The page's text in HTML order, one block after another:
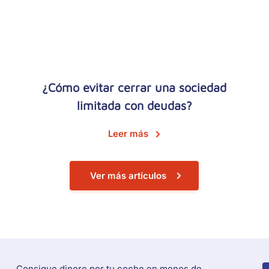
¿Cómo evitar cerrar una sociedad
limitada con deudas?
Leer más
Ver más artículos